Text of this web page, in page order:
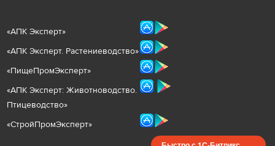
«АПК Эксперт»
«АПК Эксперт. Растениеводство»
«ПищеПромЭксперт»
«АПК Эксперт: Животноводство.
Птицеводство»
«СтройПромЭксперт»